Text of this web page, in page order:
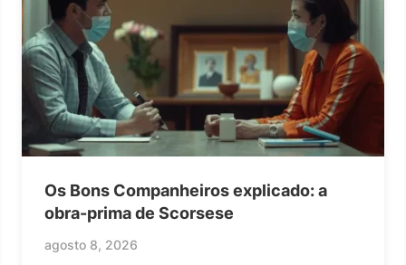
Os Bons Companheiros explicado: a
obra-prima de Scorsese
agosto 8, 2026